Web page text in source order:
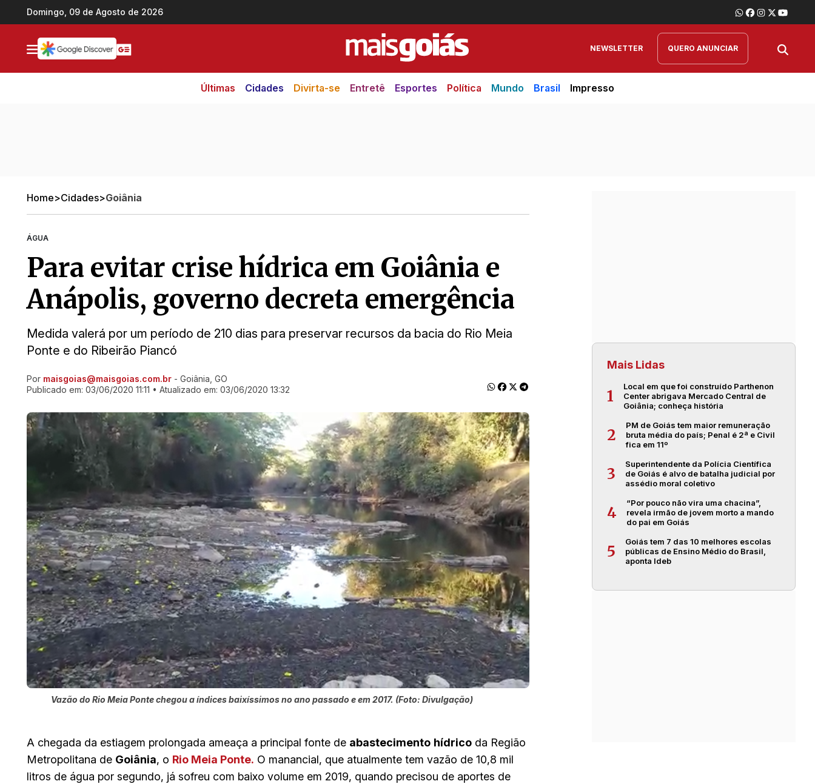
Ir direto pro conteúdo
Domingo, 09 de Agosto de 2026
NEWSLETTER QUERO ANUNCIAR
Últimas Cidades Divirta-se Entretê Esportes Política Mundo Brasil Impresso
Home>Cidades>Goiânia
ÁGUA
Para evitar crise hídrica em Goiânia e
Anápolis, governo decreta emergência
Medida valerá por um período de 210 dias para preservar recursos da bacia do Rio Meia
Ponte e do Ribeirão Piancó
Ir direto pra matéria
Por maisgoias@maisgoias.com.br - Goiânia, GO
Publicado em: 03/06/2020 11:11 • Atualizado em: 03/06/2020 13:32
Vazão do Rio Meia Ponte chegou a índices baixíssimos no ano passado e em 2017. (Foto: Divulgação)
A chegada da estiagem prolongada ameaça a principal fonte de abastecimento hídrico da Região
Metropolitana de Goiânia, o Rio Meia Ponte. O manancial, que atualmente tem vazão de 10,8 mil
litros de água por segundo, já sofreu com baixo volume em 2019, quando precisou de aportes de
Mais Lidas
1
Local em que foi construído Parthenon
Center abrigava Mercado Central de
Goiânia; conheça história
2
PM de Goiás tem maior remuneração
bruta média do país; Penal é 2ª e Civil
fica em 11º
3
Superintendente da Polícia Científica
de Goiás é alvo de batalha judicial por
assédio moral coletivo
4
“Por pouco não vira uma chacina”,
revela irmão de jovem morto a mando
do pai em Goiás
5
Goiás tem 7 das 10 melhores escolas
públicas de Ensino Médio do Brasil,
aponta Ideb